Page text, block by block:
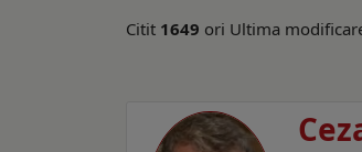
Citit 1649 ori Ultima